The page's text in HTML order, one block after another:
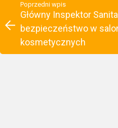
Poprzedni wpis
Główny Inspektor
bezpieczeństwo w
kosmetycznych